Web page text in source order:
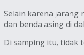
Selain karena jarang
dan benda asing di
Di samping itu, tidak